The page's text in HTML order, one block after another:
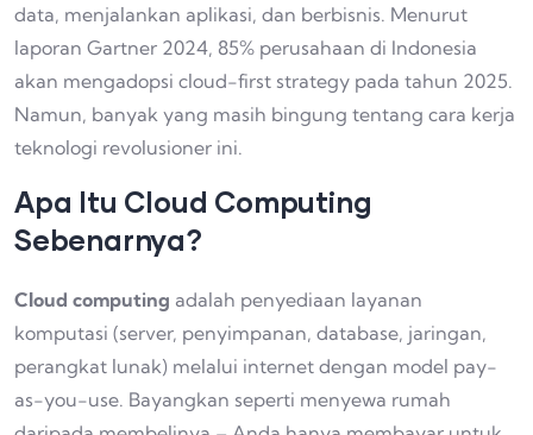
data, menjalankan aplikasi, dan berbisnis. Menurut
laporan Gartner 2024, 85% perusahaan di Indonesia
akan mengadopsi cloud-first strategy pada tahun 2025.
Namun, banyak yang masih bingung tentang cara kerja
teknologi revolusioner ini.
Apa Itu Cloud Computing
Sebenarnya?
Cloud computing adalah penyediaan layanan
komputasi (server, penyimpanan, database, jaringan,
perangkat lunak) melalui internet dengan model pay-
as-you-use. Bayangkan seperti menyewa rumah